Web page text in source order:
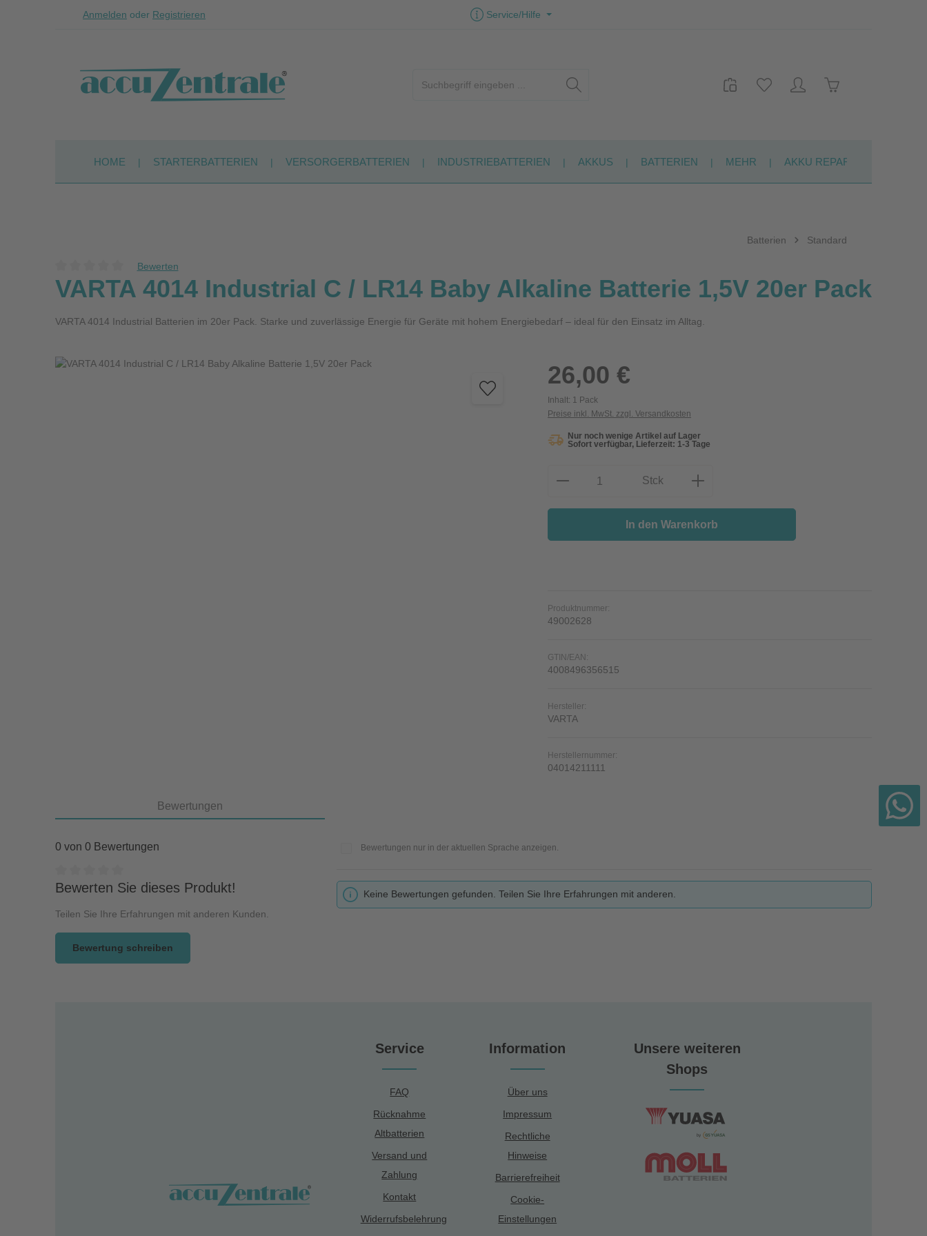
Zum Hauptinhalt springen
Zur Suche springen
Zur Hauptnavigation springen
Anmelden oder Registrieren Service/Hilfe
HOME STARTERBATTERIEN VERSORGERBATTERIEN INDUSTRIEBATTERIEN AKKUS BATTERIEN MEHR AKKU REPARATUR
Batterien Standard
Durchschnittliche Bewertung von 0 von 5 Sternen
Bewerten
VARTA 4014 Industrial C / LR14 Baby Alkaline Batterie 1,5V 20er Pack
VARTA 4014 Industrial Batterien im 20er Pack. Starke und zuverlässige Energie für Geräte mit hohem Energiebedarf – ideal für den Einsatz im Alltag.
Bildergalerie überspringen 26,00 €
Inhalt: 1 Pack
Preise inkl. MwSt. zzgl. Versandkosten
Nur noch wenige Artikel auf Lager
Sofort verfügbar, Lieferzeit: 1-3 Tage
Produkt Anzahl: Gib den gewünschten Wert ein
Stck
In den Warenkorb
Produktnummer:
49002628
GTIN/EAN:
4008496356515
Hersteller:
VARTA
Herstellernummer:
04014211111
Bewertungen
0 von 0 Bewertungen
Durchschnittliche Bewertung von 0 von 5 Sternen
Bewerten Sie dieses Produkt!
Teilen Sie Ihre Erfahrungen mit anderen Kunden.
Bewertung schreiben
Bewertungen nur in der aktuellen Sprache anzeigen.
Keine Bewertungen gefunden. Teilen Sie Ihre Erfahrungen mit anderen.
Service
FAQ
Rücknahme
Altbatterien
Versand und
Zahlung
Kontakt
Widerrufsbelehrung
Information
Über uns
Impressum
Rechtliche
Hinweise
Barrierefreiheit
Cookie-
Einstellungen
Unsere weiteren
Shops